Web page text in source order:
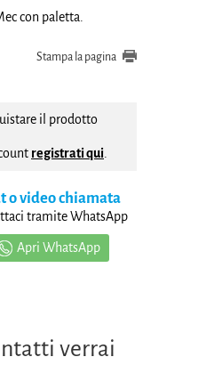
con paletta.
Stampa la pagina
il prodotto
registrati qui
o video chiamata
tramite WhatsApp
Apri WhatsApp
verrai